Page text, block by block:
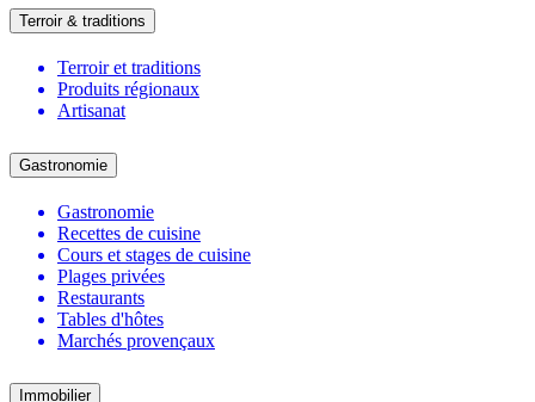
Terroir & traditions
Terroir et traditions
Produits régionaux
Artisanat
Gastronomie
Gastronomie
Recettes de cuisine
Cours et stages de cuisine
Plages privées
Restaurants
Tables d'hôtes
Marchés provençaux
Immobilier